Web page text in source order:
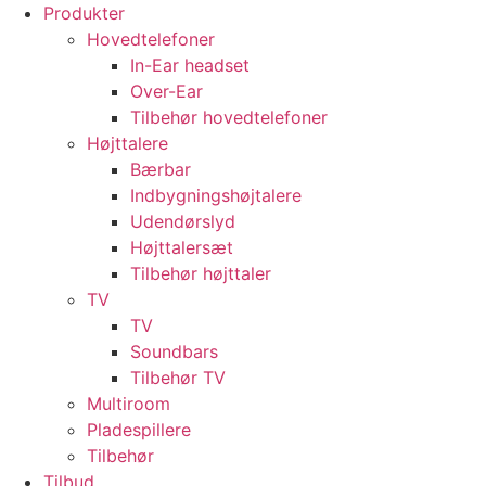
VidereProdukter
Hovedtelefoner
In-Ear headset
Over-Ear
Tilbehør hovedtelefoner
Højttalere
Bærbar
Indbygningshøjtalere
Udendørslyd
Højttalersæt
Tilbehør højttaler
TV
TV
Soundbars
Tilbehør TV
Multiroom
Pladespillere
Tilbehør
Tilbud